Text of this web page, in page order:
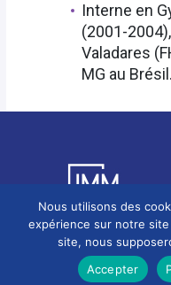
Interne en
(2001-
Valadares
MG au Brésil.
Site en cours de mise en
Nous utilisons des
expérience sur notre
site, nous
Accepter